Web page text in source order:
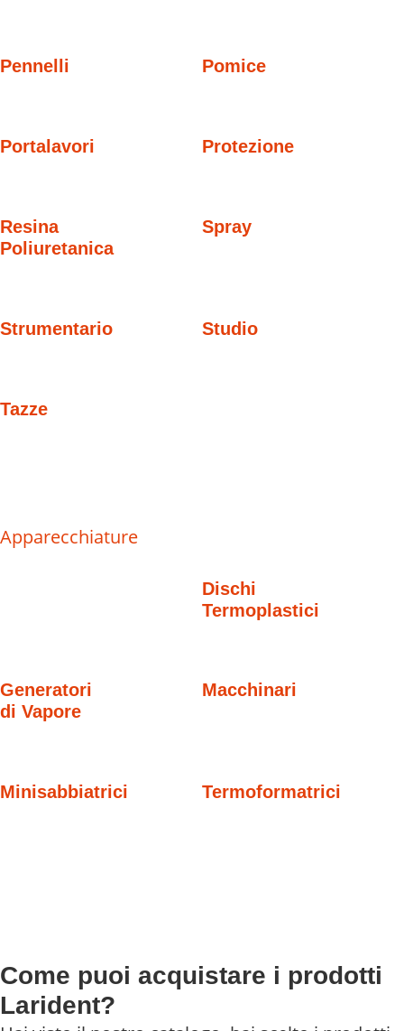
Pennelli Pomice
Portalavori Protezione
Resina
Poliuretanica
Spray
Strumentario Studio
Tazze
Apparecchiature
Dischi
Termoplastici
Generatori
di Vapore
Macchinari
Minisabbiatrici Termoformatrici
Come puoi acquistare i prodotti
Larident?